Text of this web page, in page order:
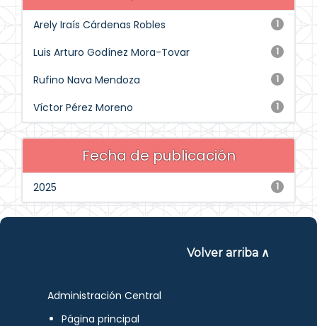
1
Arely Iraís Cárdenas Robles
1
Luis Arturo Godínez Mora-Tovar
1
Rufino Nava Mendoza
1
Víctor Pérez Moreno
Fecha de publicación
1
2025
Volver arriba ∧
Administración Central
Página principal